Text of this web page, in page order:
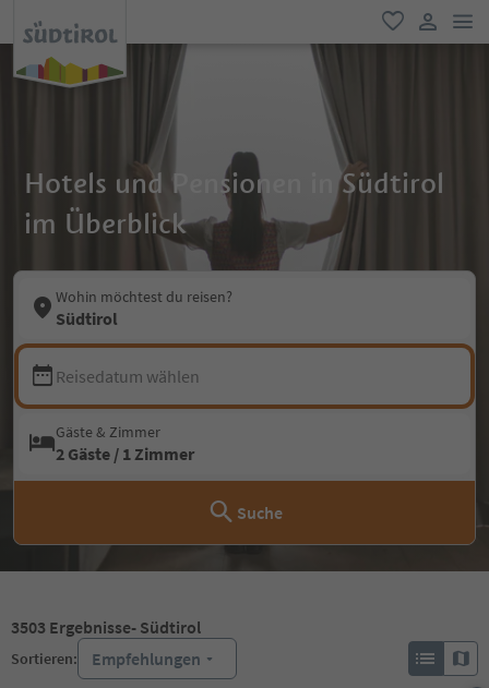
favorit
user link
Hotels und Pensionen in Südtirol
im Überblick
Wohin möchtest du reisen?
Südtirol
Reisedatum wählen
Gäste & Zimmer
2 Gäste / 1 Zimmer
Suche
3503 Ergebnisse- Südtirol
Sortieren: Empfehlungen